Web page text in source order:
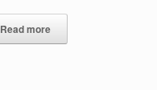
Read more